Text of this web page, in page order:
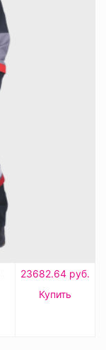
23682.64 руб.
Купить